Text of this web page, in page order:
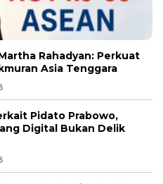
Rahadyan: Perkuat
Asia Tenggara
Pidato Prabowo,
Digital Bukan Delik